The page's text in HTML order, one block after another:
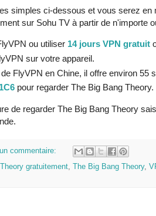
simples ci-dessous et vous serez en
sur Sohu TV à partir de n'importe
ou utiliser 14 jours VPN gratuit
sur votre appareil.
FlyVPN en Chine, il offre environ 55
pour regarder The Big Bang Theory.
de regarder The Big Bang Theory
commentaire:
gratuitement, The Big Bang Theory,